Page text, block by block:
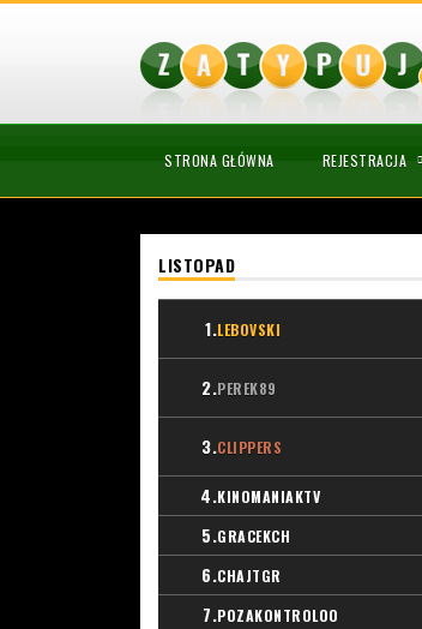
STRONA GŁÓWNA REJESTRACJA
LISTOPAD
1.LEBOVSKI
2.PEREK89
3.CLIPPERS
4.KINOMANIAKTV
5.GRACEKCH
6.CHAJTGR
7.POZAKONTROLOO